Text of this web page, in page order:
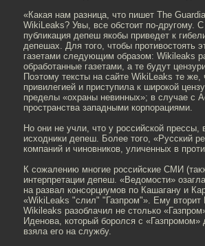
«Какая нам разница, что пишет The
WikiLeaks? Увы, все обстоит по-
публикация депеш якобы приведет к
депешах. Для того, чтобы противостоять
газетами следующим образом: Wikileaks
обработанные газетами, а те будут
Поэтому тексты на сайте WikiLeaks те
привилегией и приступила к широкой
пределы «охраны невинных»; в случае с
пространства западными корпорациями.
Но они не учли, что у российской прессы,
исходники депеш. Более того, «Русский
компаний и чиновников, уличенных в
К сожалению многие российские СМИ
интерпретации депеш. «Ведомости»
на развал консорциумов по Кашагану и
«WikiLeaks "слил" "Газпром"». Ему
Wikileaks разоблачил не столько
Иденова, который боролся с
взяла его на службу.